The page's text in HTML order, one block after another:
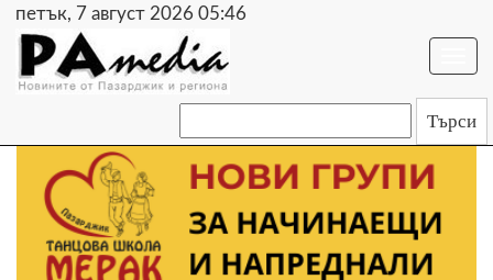
петък, 7 август 2026 05:46